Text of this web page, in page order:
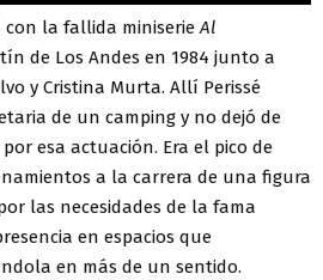
con la fallida miniserieAl
de Los Andes en 1984 junto a
y Cristina Murta. Allí Perissé
de un camping y no dejó de
esa actuación. Era el pico de
a la carrera de una figura
las necesidades de la fama
en espacios que
en más de un sentido.